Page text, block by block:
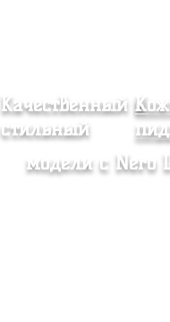
Качественный и
стильный
модели с Nero